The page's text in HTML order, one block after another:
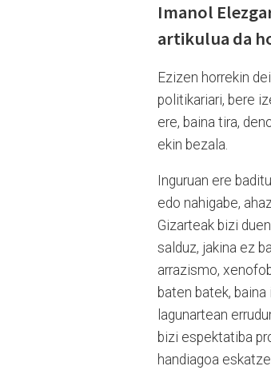
Imanol
artikulua da
Ezizen horrekin
politikariari, bere
ere, baina tira,
ekin bezala.
Inguruan ere
edo nahigabe,
Gizarteak bizi
salduz, jakina ez
arrazismo,
baten batek,
lagunartean
bizi espektatiba
handiagoa